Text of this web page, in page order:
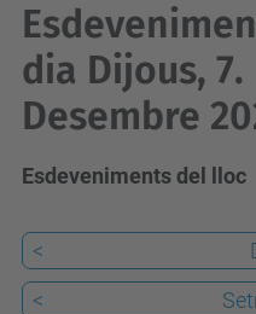
dia Dijous, 7.
Desembre
Esdeveniments del lloc
<
<